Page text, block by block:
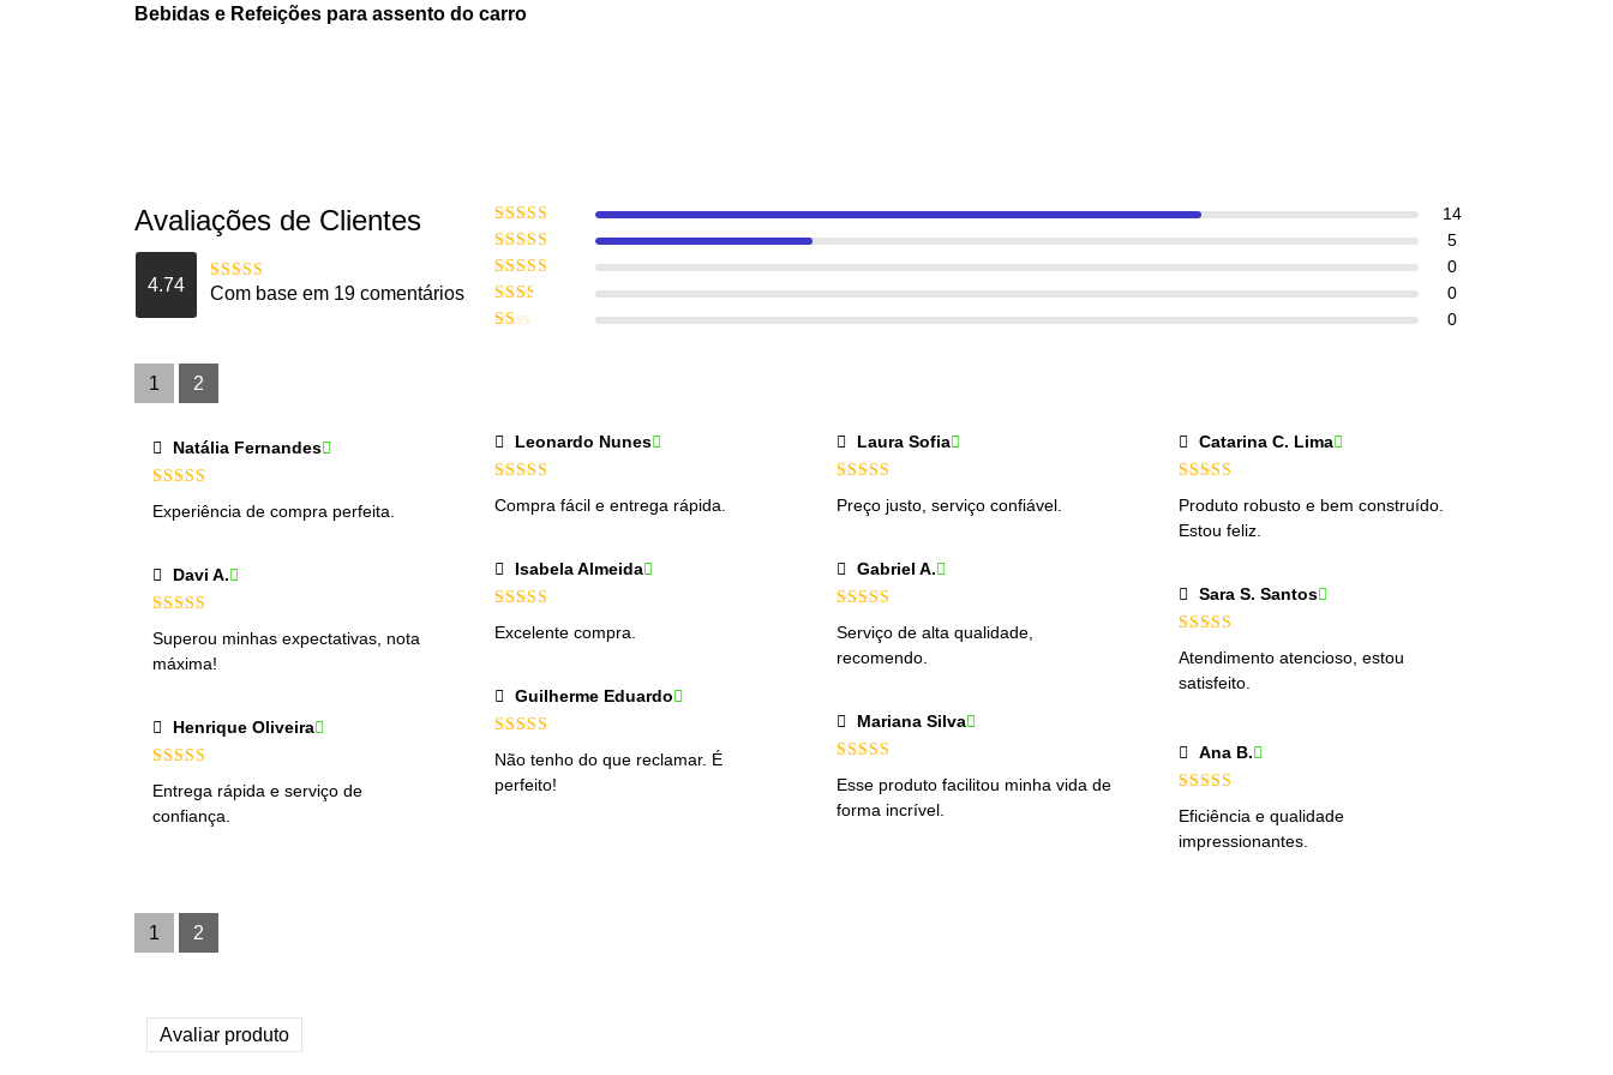
Bebidas e Refeições para assento do carro
Avaliações de Clientes
4.74
Avaliação
Com base em 19 comentários
Avaliação
de 5
14
Avaliação
4de 5
5
Avaliação
3de 5
0
Avaliação
0
0
1 2
Natália Fernandes
Avaliação
4de 5
Experiência de compra perfeita.
Davi A.
Avaliação
4de 5
Superou minhas expectativas, nota
máxima!
Henrique Oliveira
Avaliação
5
de 5
Entrega rápida e serviço de
confiança.
Leonardo Nunes
Avaliação
5
de 5
Compra fácil e entrega rápida.
Isabela Almeida
Avaliação
de 5
Excelente compra.
Guilherme Eduardo
Avaliação
4de 5
Não tenho do que reclamar. É
perfeito!
Laura Sofia
Avaliação
de 5
Preço justo, serviço confiável.
Gabriel A.
Avaliação
4de 5
Serviço de alta qualidade,
recomendo.
Mariana Silva
Avaliação
4de 5
Esse produto facilitou minha vida de
forma incrível.
Catarina C. Lima
Avaliação5
de 5
Produto robusto e bem construído.
Estou feliz.
Sara S. Santos
Avaliação
de 5
Atendimento atencioso, estou
satisfeito.
Ana B.
Avaliação
de 5
Eficiência e qualidade
impressionantes.
1 2
Avaliar produto